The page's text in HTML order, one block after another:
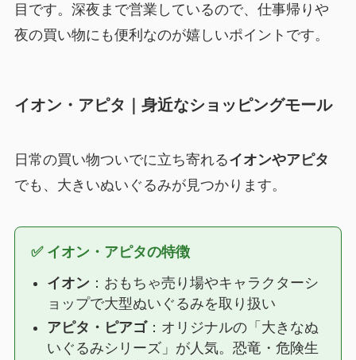
目です。深夜まで営業しているので、仕事帰りや
夜の買い物にも便利なのが嬉しいポイントです。
イオン・アピタ｜身近なショッピングモール
日常の買い物ついでに立ち寄れるイオンやアピタ
でも、大きいぬいぐるみが見つかります。
✅ イオン・アピタの特徴
イオン ：おもちゃ売り場やキャラクターシ
ョップで大型ぬいぐるみを取り扱い
アピタ・ピアゴ：オリジナルの「大きなぬ
いぐるみシリーズ」が人気。恐竜・危険生